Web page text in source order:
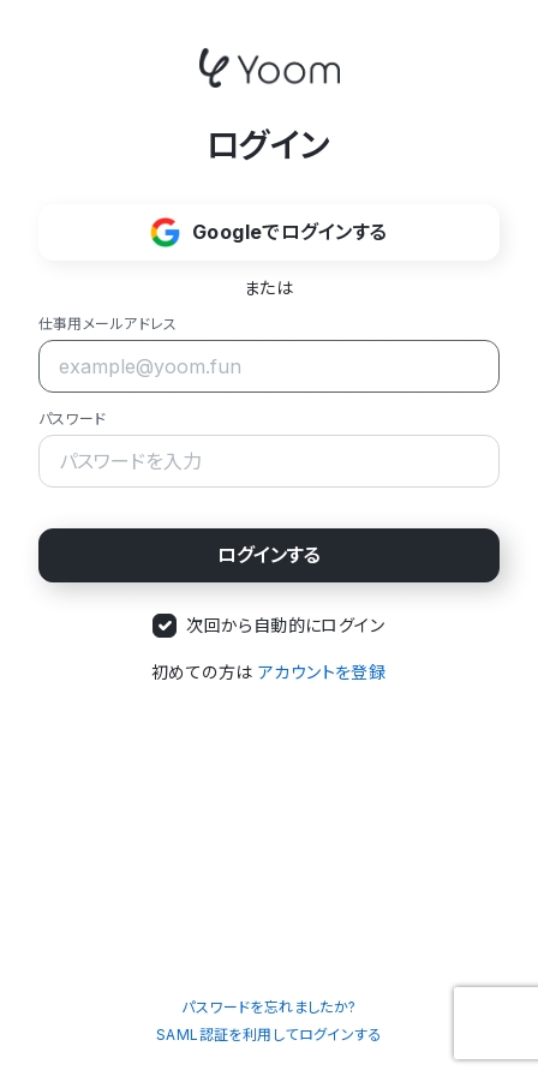
ログイン
Googleでログインする
または
仕事用メールアドレス
パスワード
次回から自動的にログイン
初めての方は アカウントを登録
パスワードを忘れましたか?
SAML認証を利用してログインする